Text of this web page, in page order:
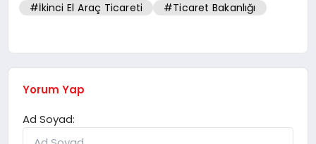
#İkinci El Araç Ticareti #Ticaret Bakanlığı
Yorum Yap
Ad Soyad: